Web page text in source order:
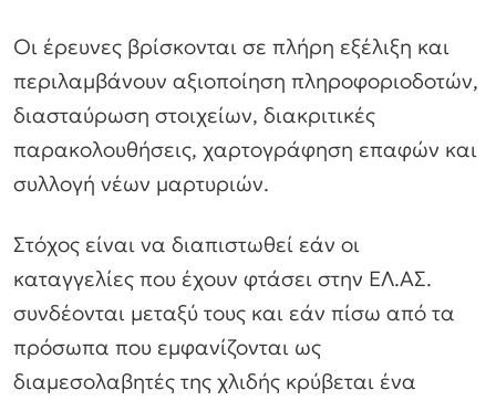
Οι έρευνες βρίσκονται σε πλήρη εξέλιξη και
περιλαμβάνουν αξιοποίηση πληροφοριοδοτών,
διασταύρωση στοιχείων, διακριτικές
παρακολουθήσεις, χαρτογράφηση επαφών και
συλλογή νέων μαρτυριών.
Στόχος είναι να διαπιστωθεί εάν οι
καταγγελίες που έχουν φτάσει στην ΕΛ.ΑΣ.
συνδέονται μεταξύ τους και εάν πίσω από τα
πρόσωπα που εμφανίζονται ως
διαμεσολαβητές της χλιδής κρύβεται ένα